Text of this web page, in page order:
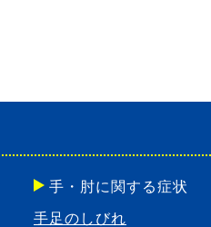
手・肘に関する症状
手足のしびれ